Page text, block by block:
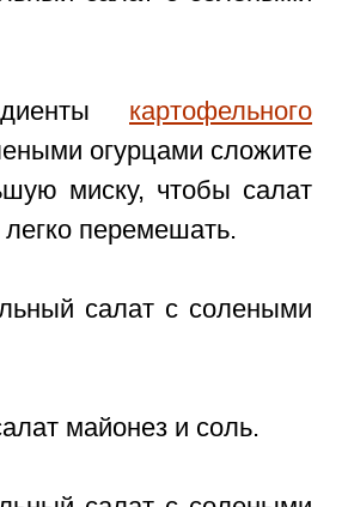
картофельного
огурцами сложите
миску, чтобы салат
перемешать.
майонез и соль.